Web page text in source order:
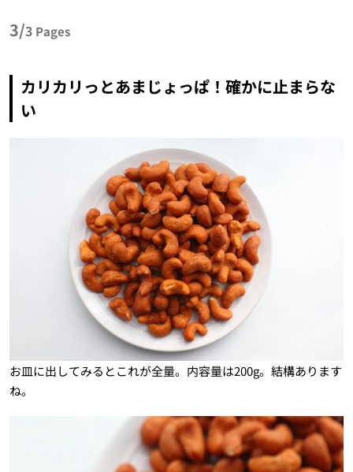
3/3 Pages
カリカリっとあまじょっぱ！確かに止まらな
い
お皿に出してみるとこれが全量。内容量は200g。結構あります
ね。